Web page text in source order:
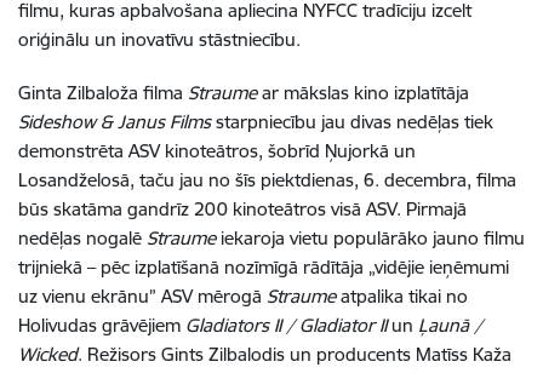
filmu, kuras apbalvošana apliecina NYFCC tradīciju izcelt
oriģinālu un inovatīvu stāstniecību.
Ginta Zilbaloža filma Straumear mākslas kino izplatītāja
Sideshow & Janus Filmsstarpniecību jau divas nedēļas tiek
demonstrēta ASV kinoteātros, šobrīd Ņujorkā un
Losandželosā, taču jau no šīs piektdienas, 6. decembra, filma
būs skatāma gandrīz 200 kinoteātros visā ASV. Pirmajā
nedēļas nogalē Straumeiekaroja vietu populārāko jauno filmu
trijniekā – pēc izplatīšanā nozīmīgā rādītāja „vidējie ieņēmumi
uz vienu ekrānu” ASV mērogā Straumeatpalika tikai no
Holivudas grāvējiem Gladiators II / Gladiator IIun Ļaunā /
Wicked. Režisors Gints Zilbalodis un producents Matīss Kaža